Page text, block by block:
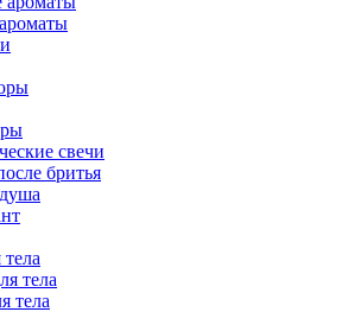
свечи
бритья
тела
тела